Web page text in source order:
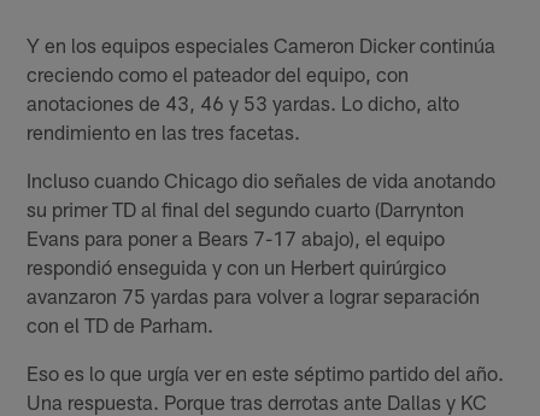
Y en los equipos especiales Cameron Dicker continúa
creciendo como el pateador del equipo, con
anotaciones de 43, 46 y 53 yardas. Lo dicho, alto
rendimiento en las tres facetas.
Incluso cuando Chicago dio señales de vida anotando
su primer TD al final del segundo cuarto (Darrynton
Evans para poner a Bears 7-17 abajo), el equipo
respondió enseguida y con un Herbert quirúrgico
avanzaron 75 yardas para volver a lograr separación
con el TD de Parham.
Eso es lo que urgía ver en este séptimo partido del año.
Una respuesta. Porque tras derrotas ante Dallas y KC